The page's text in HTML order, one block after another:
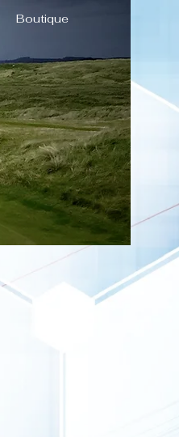
Boutique